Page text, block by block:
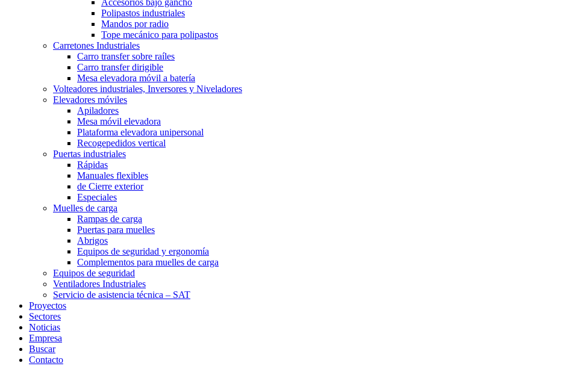
Accesorios bajo gancho
Polipastos industriales
Mandos por radio
Tope mecánico para polipastos
Carretones Industriales
Carro transfer sobre raíles
Carro transfer dirigible
Mesa elevadora móvil a batería
Volteadores industriales, Inversores y Niveladores
Elevadores móviles
Apiladores
Mesa móvil elevadora
Plataforma elevadora unipersonal
Recogepedidos vertical
Puertas industriales
Rápidas
Manuales flexibles
de Cierre exterior
Especiales
Muelles de carga
Rampas de carga
Puertas para muelles
Abrigos
Equipos de seguridad y ergonomía
Complementos para muelles de carga
Equipos de seguridad
Ventiladores Industriales
Servicio de asistencia técnica – SAT
Proyectos
Sectores
Noticias
Empresa
Buscar
Contacto